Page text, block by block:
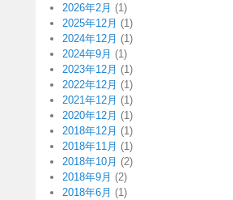
2026年2月 (1)
2025年12月 (1)
2024年12月 (1)
2024年9月 (1)
2023年12月 (1)
2022年12月 (1)
2021年12月 (1)
2020年12月 (1)
2018年12月 (1)
2018年11月 (1)
2018年10月 (2)
2018年9月 (2)
2018年6月 (1)